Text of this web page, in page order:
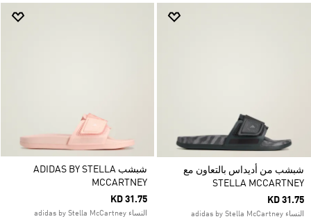
شبشب من أديداس بالتعاون مع
STELLA MCCARTNEY
KD 31.75
النساء adidas by Stella McCartney
شبشب ADIDAS BY STELLA
MCCARTNEY
KD 31.75
النساء adidas by Stella McCartney